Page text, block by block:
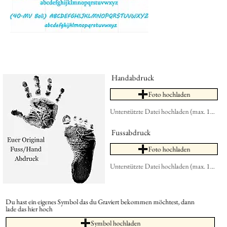
Handabdruck
Foto hochladen
Unterstützte Datei hochladen (max. 15MB)
Fussabdruck
Foto hochladen
Unterstützte Datei hochladen (max. 15MB)
Du hast ein eigenes Symbol das du Graviert bekommen möchtest, dann
lade das hier hoch
Symbol hochladen